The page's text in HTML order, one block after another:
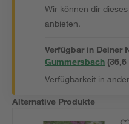
Wir können dir
anbieten.
Verfügbar in Deiner
Gummersbach (36,6
Verfügbarkeit in
Alternative Produkte